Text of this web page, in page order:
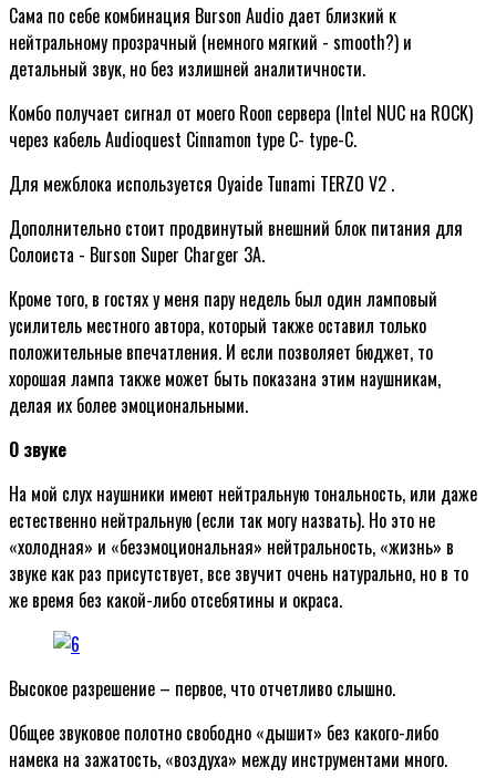
Сама по себе комбинация Burson Audio дает близкий к
нейтральному прозрачный (немного мягкий - smooth?) и
детальный звук, но без излишней аналитичности.
Комбо получает сигнал от моего Roon сервера (Intel NUC на ROCK)
через кабель Audioquest Cinnamon type C- type-C.
Для межблока используется Oyaide Tunami TERZO V2 .
Дополнительно стоит продвинутый внешний блок питания для
Солоиста - Burson Super Charger 3A.
Кроме того, в гостях у меня пару недель был один ламповый
усилитель местного автора, который также оставил только
положительные впечатления. И если позволяет бюджет, то
хорошая лампа также может быть показана этим наушникам,
делая их более эмоциональными.
О звуке
На мой слух наушники имеют нейтральную тональность, или даже
естественно нейтральную (если так могу назвать). Но это не
«холодная» и «безэмоциональная» нейтральность, «жизнь» в
звуке как раз присутствует, все звучит очень натурально, но в то
же время без какой-либо отсебятины и окраса.
Высокое разрешение – первое, что отчетливо слышно.
Общее звуковое полотно свободно «дышит» без какого-либо
намека на зажатость, «воздуха» между инструментами много.